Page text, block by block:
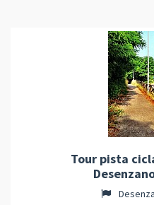
Tour pista